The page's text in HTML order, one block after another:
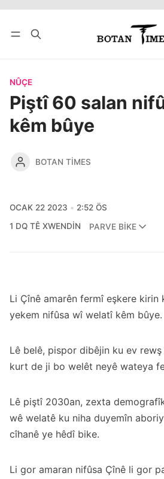
bişopîne
NÛÇE
Piştî 60 salan
kêm bûye
BOTAN TIMES
OCAK 22 2023
2:52 ÖS
1 DQ TÊ XWENDIN
PARVE BIKE
Li Çînê amarên fermî eşkere kirin
yekem nifûsa wî welatî kêm bûye.
Lê belê, pispor dibêjin ku ev
kurt de ji bo welêt neyê wateya
Lê piştî 2030an, zexta
wê welatê ku niha duyemîn
cîhanê ye hêdî bike.
Li gor amaran nifûsa Çînê li gor